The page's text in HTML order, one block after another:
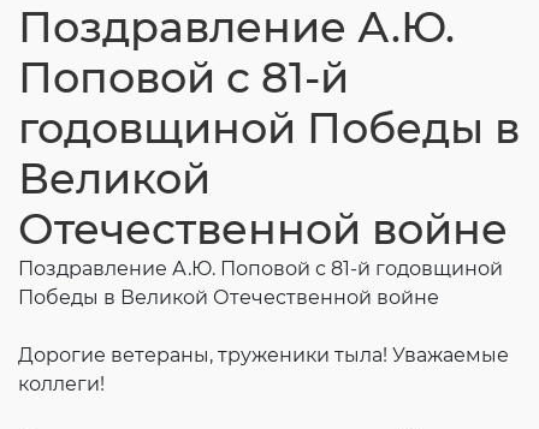
Поздравление А.Ю.
Поповой с 81-й
годовщиной Победы в
Великой
Отечественной войне
Поздравление А.Ю. Поповой с 81-й годовщиной
Победы в Великой Отечественной войне
Дорогие ветераны, труженики тыла! Уважаемые
коллеги!
Загрузить файл
Согласие на обработку личных данных
Введите слово с картинки*